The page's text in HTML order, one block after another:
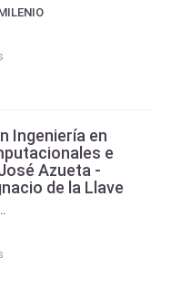
Ingeniería en
e
Azueta -
de la Llave
GOLFO DE MEXICO